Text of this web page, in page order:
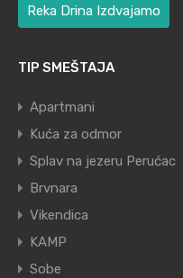
Reka Drina Izdvajamo
TIP SMEŠTAJA
Apartmani
Kuća za odmor
Splav na jezeru Perućac
Brvnara
Vikendica
KAMP
Sobe